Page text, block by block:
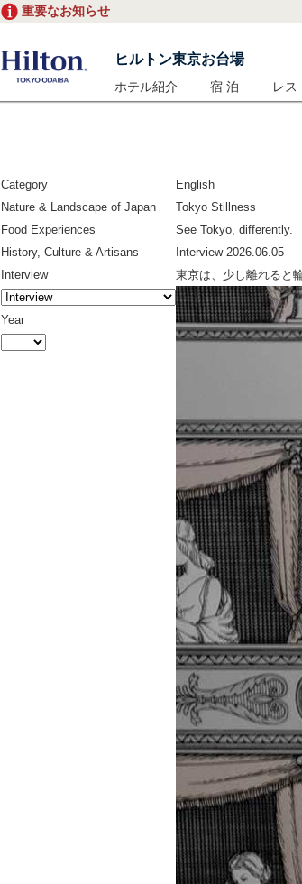
重要なお知らせ
ヒルトン東京お台場
ホテル紹介 宿 泊 レス
Category
Nature & Landscape of Japan
Food Experiences
History, Culture & Artisans
Interview
Year
English
Tokyo Stillness
See Tokyo, differently.
Interview 2026.06.05
東京は、少し離れると